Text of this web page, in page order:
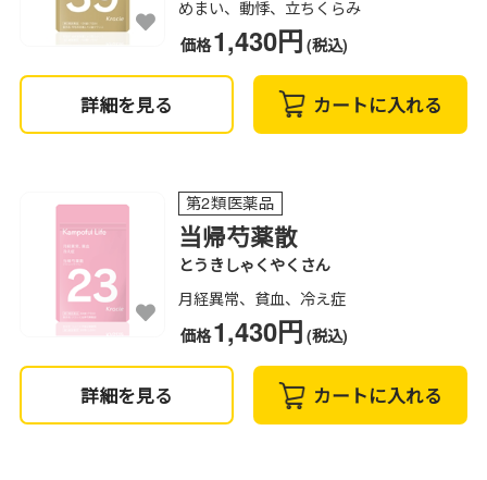
めまい、動悸、立ちくらみ
価格1,430円 (税込)
詳細を見る カートに入れる
第2類医薬品
当帰芍薬散
とうきしゃくやくさん
月経異常、貧血、冷え症
価格1,430円 (税込)
詳細を見る カートに入れる